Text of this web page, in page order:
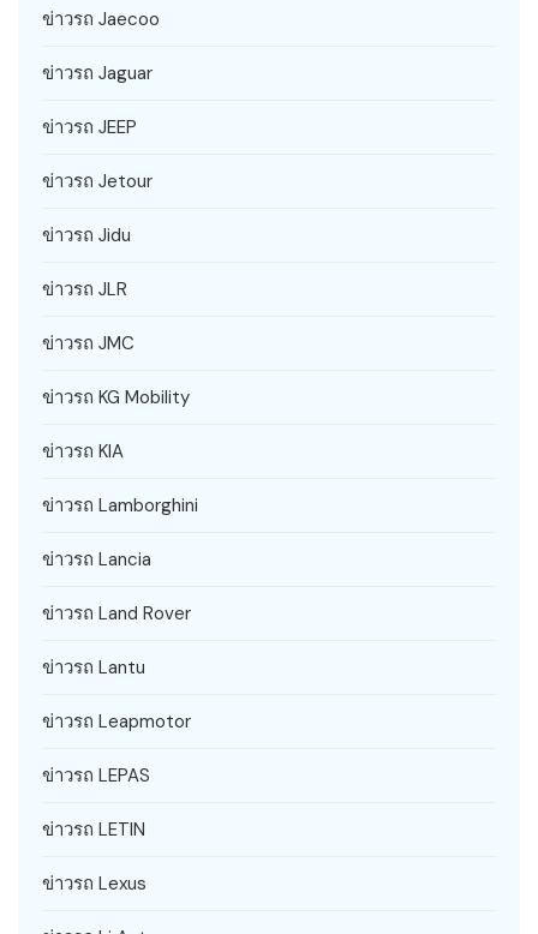
ข่าวรถ Jaecoo
ข่าวรถ Jaguar
ข่าวรถ JEEP
ข่าวรถ Jetour
ข่าวรถ Jidu
ข่าวรถ JLR
ข่าวรถ JMC
ข่าวรถ KG Mobility
ข่าวรถ KIA
ข่าวรถ Lamborghini
ข่าวรถ Lancia
ข่าวรถ Land Rover
ข่าวรถ Lantu
ข่าวรถ Leapmotor
ข่าวรถ LEPAS
ข่าวรถ LETIN
ข่าวรถ Lexus